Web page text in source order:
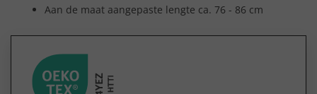
Aan de maat aangepaste lengte ca. 76 - 86 cm